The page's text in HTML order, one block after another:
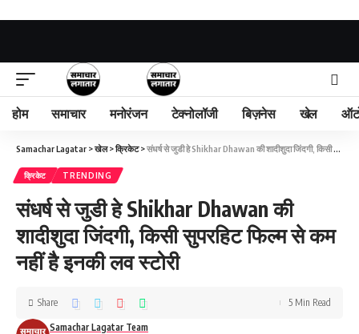
होम समाचार मनोरंजन टेक्नोलॉजी बिज़नेस खेल
Samachar Lagatar >खेल>क्रिकेट>संधर्ष से जुडी हे Shikhar Dhawan की शादीशुदा जिंदगी, किसी सुपरहिट फिल्म से कम नहीं है इनकी लव स्टोरी
क्रिकेट TRENDING
संधर्ष से जुडी हे Shikhar Dhawan की
शादीशुदा जिंदगी, किसी सुपरहिट फिल्म से कम
नहीं है इनकी लव स्टोरी
Samachar Lagatar Team
Share 5 Min Read